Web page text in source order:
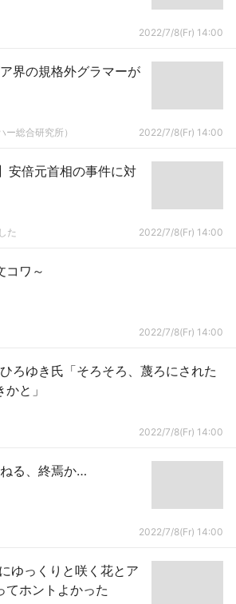
2022/7/8(Fr) 14:00
界の規格外グラマーが
ー総合研究所） 2022/7/8(Fr) 14:00
安倍元首相の事件に対
た 2022/7/8(Fr) 14:00
コワ～
2022/7/8(Fr) 14:00
ろゆき氏「そろそろ、蔑ろにされた
と」
2022/7/8(Fr) 14:00
ねる、終焉か…
2022/7/8(Fr) 14:00
ゆっくりと咲く花とア
てホントよかった